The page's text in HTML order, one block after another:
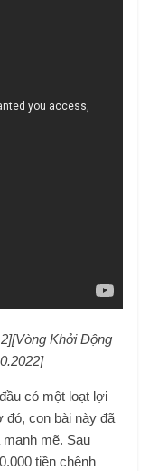
Khởi Động
có một loạt lợi
đó, con bài này đã
mạnh mẽ. Sau
tiền chênh